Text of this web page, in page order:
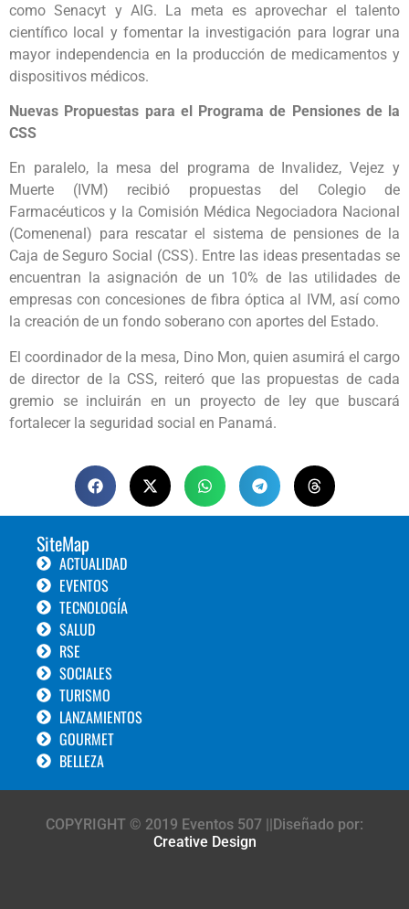
como Senacyt y AIG. La meta es aprovechar el talento
científico local y fomentar la investigación para lograr una
mayor independencia en la producción de medicamentos y
dispositivos médicos.
Nuevas Propuestas para el Programa de Pensiones de la
CSS
En paralelo, la mesa del programa de Invalidez, Vejez y
Muerte (IVM) recibió propuestas del Colegio de
Farmacéuticos y la Comisión Médica Negociadora Nacional
(Comenenal) para rescatar el sistema de pensiones de la
Caja de Seguro Social (CSS). Entre las ideas presentadas se
encuentran la asignación de un 10% de las utilidades de
empresas con concesiones de fibra óptica al IVM, así como
la creación de un fondo soberano con aportes del Estado.
El coordinador de la mesa, Dino Mon, quien asumirá el cargo
de director de la CSS, reiteró que las propuestas de cada
gremio se incluirán en un proyecto de ley que buscará
fortalecer la seguridad social en Panamá.
SiteMap
ACTUALIDAD
EVENTOS
TECNOLOGÍA
SALUD
RSE
SOCIALES
TURISMO
LANZAMIENTOS
GOURMET
BELLEZA
COPYRIGHT © 2019 Eventos 507 ||Diseñado por:
Creative Design